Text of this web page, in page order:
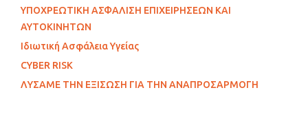
ΥΠΟΧΡΕΩΤΙΚΗ ΑΣΦΑΛΙΣΗ ΕΠΙΧΕΙΡΗΣΕΩΝ ΚΑΙ
ΑΥΤΟΚΙΝΗΤΩΝ
Ιδιωτική Ασφάλεια Υγείας
CYBER RISK
ΛΥΣΑΜΕ ΤΗΝ ΕΞΙΣΩΣΗ ΓΙΑ ΤΗΝ ΑΝΑΠΡΟΣΑΡΜΟΓΗ